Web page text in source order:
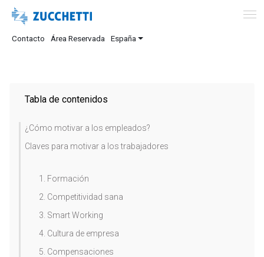
Contacto Área Reservada España
Tabla de contenidos
¿Cómo motivar a los empleados?
Claves para motivar a los trabajadores
1. Formación
2. Competitividad sana
3. Smart Working
4. Cultura de empresa
5. Compensaciones